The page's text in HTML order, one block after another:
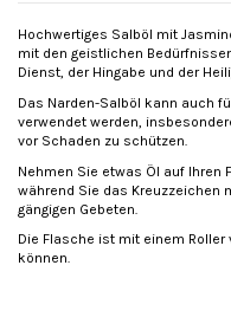
Hochwertiges Salböl mit
mit den geistlichen
Dienst, der Hingabe und der
Das Narden-Salböl kann auch
verwendet werden,
vor Schaden zu schützen.
Nehmen Sie etwas Öl auf Ihren
während Sie das Kreuzzeichen
gängigen Gebeten.
Die Flasche ist mit einem
können.